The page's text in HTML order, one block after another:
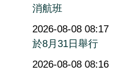
消航班
2026-08-08 08:17
於8月31日舉行
2026-08-08 08:16